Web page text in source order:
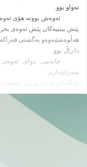
ته‌واو بوو.
ئه‌وه‌ش بووته‌ هۆی‌
پێش بینییه‌كان پێش ئه‌وه‌ی‌
هه‌ڵوه‌شێنه‌وه‌و به‌گشتی‌
دا زاڵ بوو.
خاته‌می‌ دوای‌
سه‌ركۆماری‌
رایگه‌یاند به‌ ده‌ربڕینی‌
یارمه‌تیی‌ به‌ لایه‌نگرانی‌
رزگار بكه‌ن و بڕیاری‌ خۆیان
موسه‌وی‌، به‌ڵكو
هه‌ڵبژاردنه‌كان